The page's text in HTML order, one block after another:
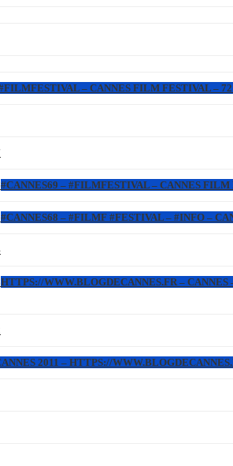
– CANNES FILM FESTIVAL –
#CANNES69 – #FILMFESTIVAL – CANNES
#CANNES68 – #FILMF #FESTIVAL – #INFO –
HTTPS://WWW.BLOGDECANNES.FR –
2011 – HTTPS://